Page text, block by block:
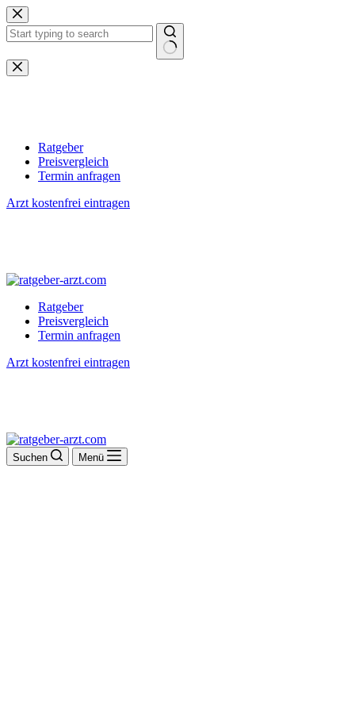
Zum
Inhalt
springen
Keine
Ergebnisse
Ratgeber
Preisvergleich
Termin anfragen
Arzt kostenfrei eintragen
Ratgeber
Preisvergleich
Termin anfragen
Arzt kostenfrei eintragen
Suchen Menü